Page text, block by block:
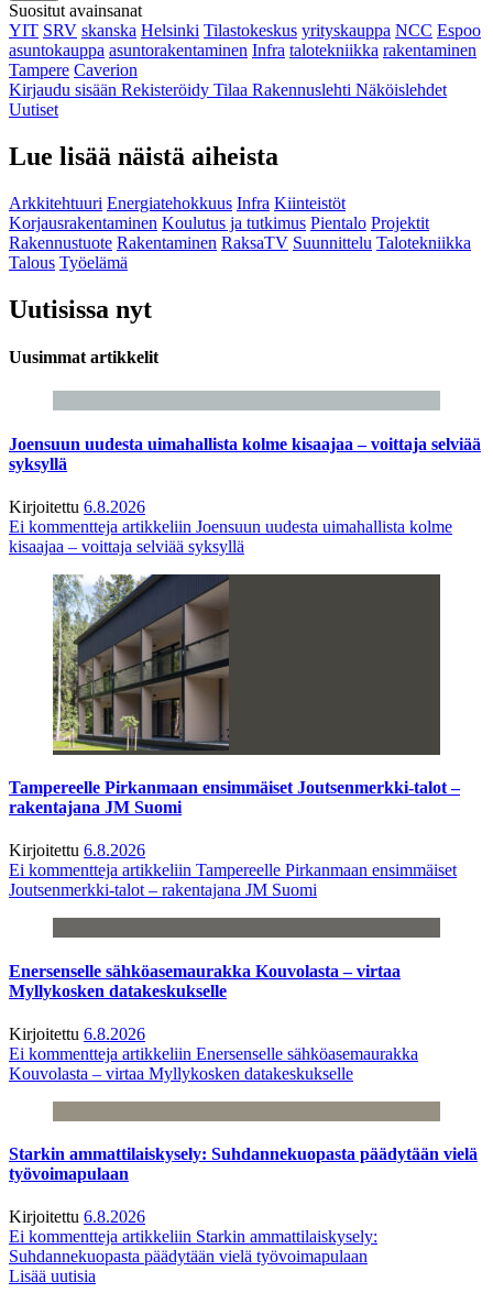
Suositut avainsanat
YIT SRV skanska Helsinki Tilastokeskus yrityskauppa NCC Espoo
asuntokauppa asuntorakentaminen Infra talotekniikka rakentaminen
Tampere Caverion
Kirjaudu sisään Rekisteröidy Tilaa Rakennuslehti Näköislehdet
Uutiset
Lue lisää näistä aiheista
Arkkitehtuuri Energiatehokkuus Infra Kiinteistöt
Korjausrakentaminen Koulutus ja tutkimus Pientalo Projektit
Rakennustuote Rakentaminen RaksaTV Suunnittelu Talotekniikka
Talous Työelämä
Uutisissa nyt
Uusimmat artikkelit
Joensuun uudesta uimahallista kolme kisaajaa – voittaja selviää
syksyllä
Kirjoitettu 6.8.2026
Ei kommentteja artikkeliin Joensuun uudesta uimahallista kolme
kisaajaa – voittaja selviää syksyllä
Tampereelle Pirkanmaan ensimmäiset Joutsenmerkki-talot –
rakentajana JM Suomi
Kirjoitettu 6.8.2026
Ei kommentteja artikkeliin Tampereelle Pirkanmaan ensimmäiset
Joutsenmerkki-talot – rakentajana JM Suomi
Enersenselle sähköasemaurakka Kouvolasta – virtaa
Myllykosken datakeskukselle
Kirjoitettu 6.8.2026
Ei kommentteja artikkeliin Enersenselle sähköasemaurakka
Kouvolasta – virtaa Myllykosken datakeskukselle
Starkin ammattilaiskysely: Suhdannekuopasta päädytään vielä
työvoimapulaan
Kirjoitettu 6.8.2026
Ei kommentteja artikkeliin Starkin ammattilaiskysely:
Suhdannekuopasta päädytään vielä työvoimapulaan
Lisää uutisia